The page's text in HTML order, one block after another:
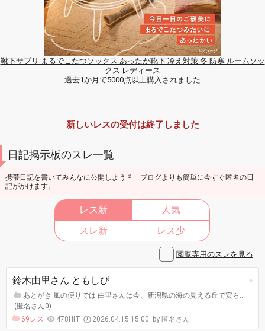
靴下サプリ まるでこたつソックス あったか靴下 冷え対策 冬 防寒 ルームソッ
クス レディース
過去1か月で5000点以上購入されました
新しいレスの受付は終了しました
日記掲示板のスレ一覧
携帯日記を書いてみんなに公開しよう📓 ブログよりも簡単に今すぐ匿名の日
記がかけます。
レス新
人気
スレ新
レス少
閲覧専用のスレを見る
鈴木由里さん ともしび
あとがき 風の便りでは 由里さんは今、新潟県の海の見える丘で安ら…
(匿名さん0)
69レス
478HIT 2026.04.15 15:00 匿名さん